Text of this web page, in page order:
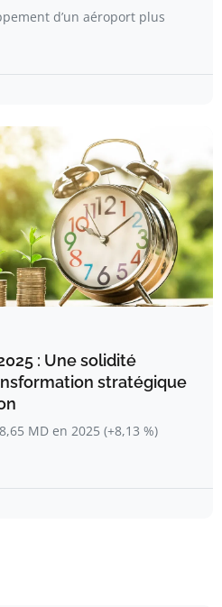
d’un aéroport plus
: Une solidité
stratégique
MD en 2025 (+8,13 %)